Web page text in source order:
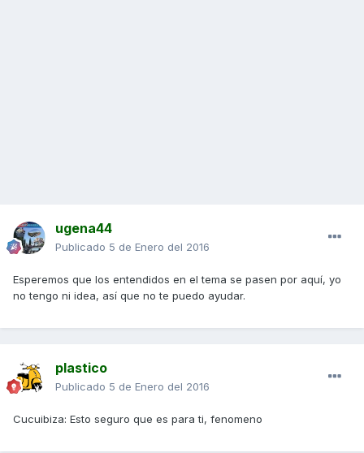
ugena44
Publicado 5 de Enero del 2016
Esperemos que los entendidos en el tema se pasen por aquí, yo
no tengo ni idea, así que no te puedo ayudar.
plastico
Publicado 5 de Enero del 2016
Cucuibiza: Esto seguro que es para ti, fenomeno